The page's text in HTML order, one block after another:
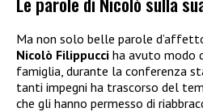
Ma non solo belle parole
Nicolò Filippucci ha avuto modo
famiglia, durante la conferenza
tanti impegni ha trascorso del
che gli hanno permesso di